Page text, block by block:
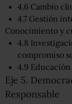
4.6 Cambio
4.7 Gestión
Conocimiento y
4.8
compromiso
4.9
Eje 5.
Responsable